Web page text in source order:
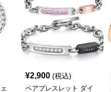
¥2,900 (税込)
ペアブレスレット ダイ